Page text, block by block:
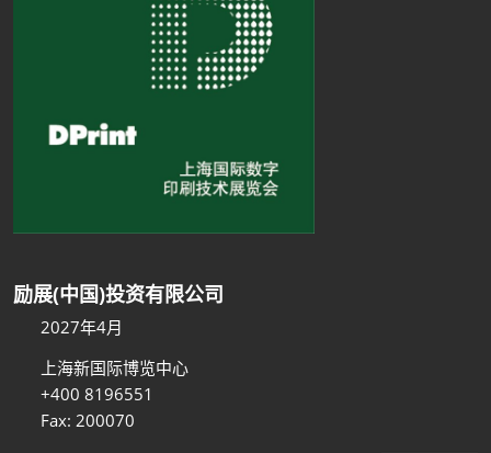
励展(中国)投资有限公司
2027年4月
上海新国际博览中心
+400 8196551
Fax: 200070